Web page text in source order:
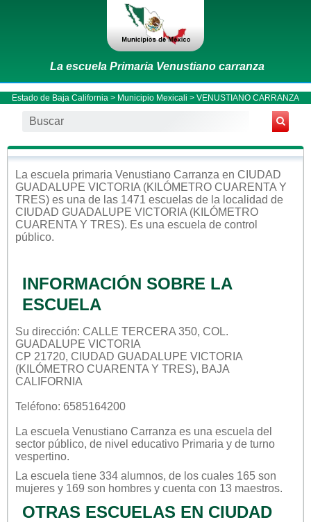
La escuela Primaria Venustiano carranza
Estado de Baja California > Municipio Mexicali > VENUSTIANO CARRANZA
La escuela primaria Venustiano Carranza en CIUDAD
GUADALUPE VICTORIA (KILÓMETRO CUARENTA Y
TRES) es una de las 1471 escuelas de la localidad de
CIUDAD GUADALUPE VICTORIA (KILÓMETRO
CUARENTA Y TRES). Es una escuela de control
público.
INFORMACIÓN SOBRE LA
ESCUELA
Su dirección: CALLE TERCERA 350, COL.
GUADALUPE VICTORIA
CP 21720, CIUDAD GUADALUPE VICTORIA
(KILÓMETRO CUARENTA Y TRES), BAJA
CALIFORNIA
Teléfono: 6585164200
La escuela Venustiano Carranza es una escuela del
sector público, de nivel educativo Primaria y de turno
vespertino.
La escuela tiene 334 alumnos, de los cuales 165 son
mujeres y 169 son hombres y cuenta con 13 maestros.
OTRAS ESCUELAS EN CIUDAD